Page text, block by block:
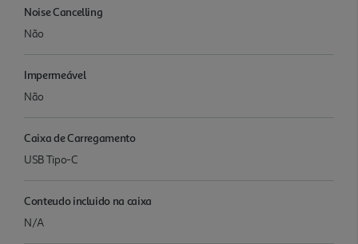
Noise Cancelling
Não
Impermeável
Não
Caixa de Carregamento
USB Tipo-C
Conteudo incluido na caixa
N/A